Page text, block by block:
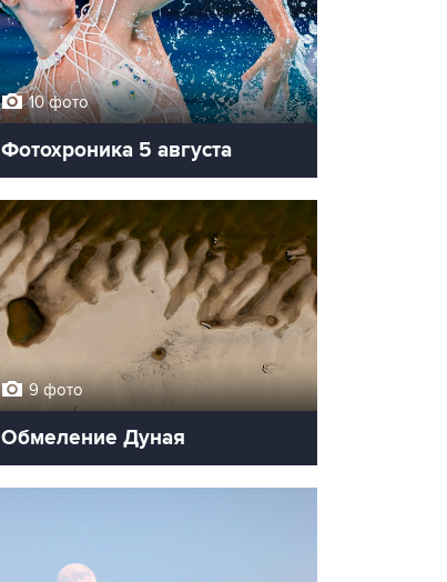
10 фото
Фотохроника 5 августа
9 фото
Обмеление Дуная